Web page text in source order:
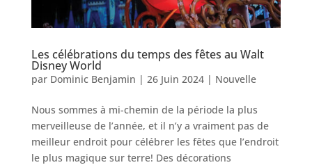
Les célébrations du temps des fêtes au Walt
Disney World
par Dominic Benjamin | 26 Juin 2024| Nouvelle
Nous sommes à mi-chemin de la période la plus
merveilleuse de l’année, et il n’y a vraiment pas de
meilleur endroit pour célébrer les fêtes que l’endroit
le plus magique sur terre! Des décorations